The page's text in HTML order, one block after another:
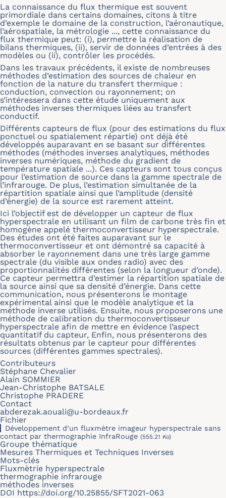
La connaissance du flux thermique est souvent
primordiale dans certains domaines, citons à titre
d’exemple le domaine de la construction, l’aéronautique,
l’aérospatiale, la métrologie ..., cette connaissance du
flux thermique peut: (i), permettre la réalisation de
bilans thermiques, (ii), servir de données d’entrées à des
modèles ou (ii), contrôler les procédés.
Dans les travaux précédents, il existe de nombreuses
méthodes d’estimation des sources de chaleur en
fonction de la nature du transfert thermique :
conduction, convection ou rayonnement; on
s’intéressera dans cette étude uniquement aux
méthodes inverses thermiques liées au transfert
conductif.
Différents capteurs de flux (pour des estimations du flux
ponctuel ou spatialement répartie) ont déjà été
développés auparavant en se basant sur différentes
méthodes (méthodes inverses analytiques, méthodes
inverses numériques, méthode du gradient de
température spatiale ...). Ces capteurs sont tous conçus
pour l’estimation de source dans la gamme spectrale de
l’infrarouge. De plus, l’estimation simultanée de la
répartition spatiale ainsi que l’amplitude (densité
d’énergie) de la source est rarement atteint.
Ici l’objectif est de développer un capteur de flux
hyperspectrale en utilisant un film de carbone très fin et
homogène appelé thermoconvertisseur hyperspectrale.
Des études ont été faites auparavant sur le
thermoconvertisseur et ont démontré sa capacité à
absorber le rayonnement dans une très large gamme
spectrale (du visible aux ondes radio) avec des
proportionnalités différentes (selon la longueur d’onde).
Ce capteur permettra d’estimer la répartition spatiale de
la source ainsi que sa densité d’énergie. Dans cette
communication, nous présenterons le montage
expérimental ainsi que le modèle analytique et la
méthode inverse utilisés. Ensuite, nous proposerons une
méthode de calibration du thermoconvertisseur
hyperspectrale afin de mettre en évidence l’aspect
quantitatif du capteur, Enfin, nous présenterons des
résultats obtenus par le capteur pour différentes
sources (différentes gammes spectrales).
Contributeurs
Stéphane Chevalier
Alain SOMMIER
Jean-Christophe BATSALE
Christophe PRADERE
Contact
abderezak.aouali@u-bordeaux.fr
Fichier
Développement d’un fluxmètre imageur hyperspectrale sans
contact par thermographie InfraRouge (555.21 Ko)
Groupe thématique
Mesures Thermiques et Techniques Inverses
Mots-clés
Fluxmètrie hyperspectrale
thermographie infrarouge
méthodes inverses
DOI https://doi.org/10.25855/SFT2021-063